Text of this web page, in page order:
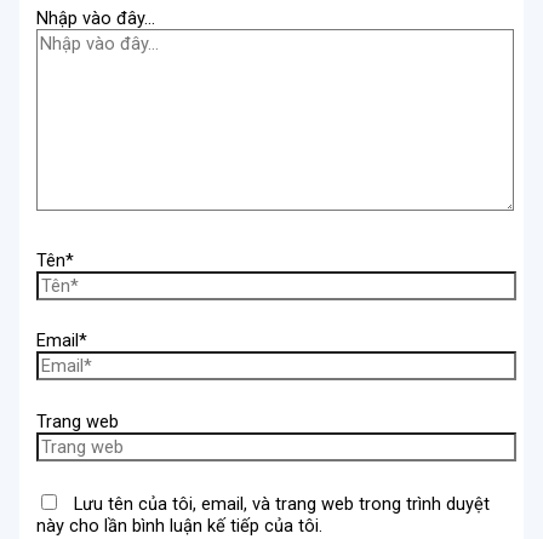
Nhập vào đây...
Tên*
Email*
Trang web
Lưu tên của tôi, email, và trang web trong trình duyệt
này cho lần bình luận kế tiếp của tôi.